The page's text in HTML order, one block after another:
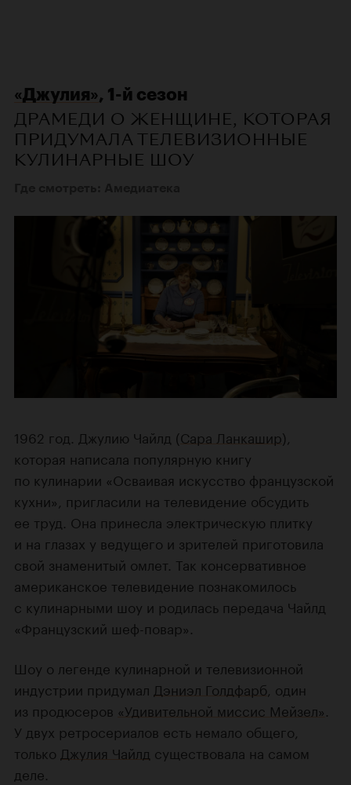
«Джулия», 1-й сезон
ДРАМЕДИ О ЖЕНЩИНЕ, КОТОРАЯ
ПРИДУМАЛА ТЕЛЕВИЗИОННЫЕ
КУЛИНАРНЫЕ ШОУ
1962 год. Джулию Чайлд (Сара Ланкашир),
которая написала популярную книгу
по кулинарии «Осваивая искусство французской
кухни», пригласили на телевидение обсудить
ее труд. Она принесла электрическую плитку
и на глазах у ведущего и зрителей приготовила
свой знаменитый омлет. Так консервативное
американское телевидение познакомилось
с кулинарными шоу и родилась передача Чайлд
«Французский шеф-повар».
Шоу о легенде кулинарной и телевизионной
индустрии придумал Дэниэл Голдфарб , один
из продюсеров «Удивительной миссис Мейзел»
У двух ретросериалов есть немало общего,
только Джулия Чайлд существовала на самом
деле.